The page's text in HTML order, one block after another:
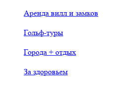
Аренда вилл и замков
Гольф-туры
Города + отдых
За здоровьем